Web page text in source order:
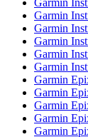
Garmin
Garmin
Garmin
Garmin
Garmin
Garmin
Garmin
Garmin
Garmin
Garmin
Garmin